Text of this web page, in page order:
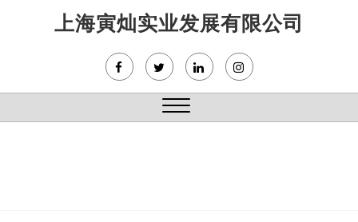
上海寅灿实业发展有限公司
Close